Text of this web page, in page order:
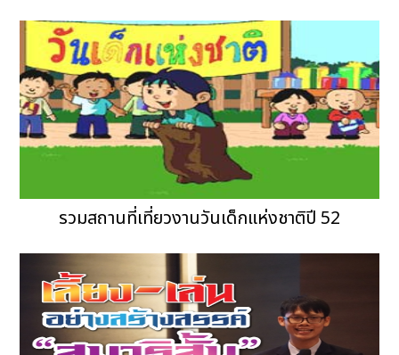
รวมสถานที่เที่ยวงานวันเด็กแห่งชาติปี 52